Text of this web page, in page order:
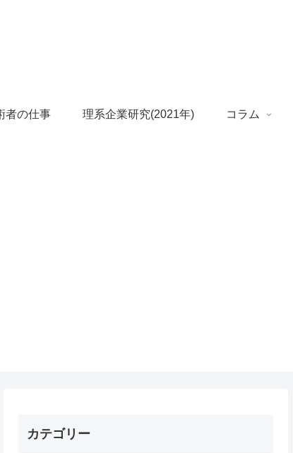
の仕事 理系企業研究(2021年) コラム
カテゴリー